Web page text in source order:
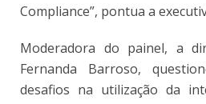
Compliance”, pontua a
Moderadora do painel, a
Fernanda Barroso,
desafios na utilização da